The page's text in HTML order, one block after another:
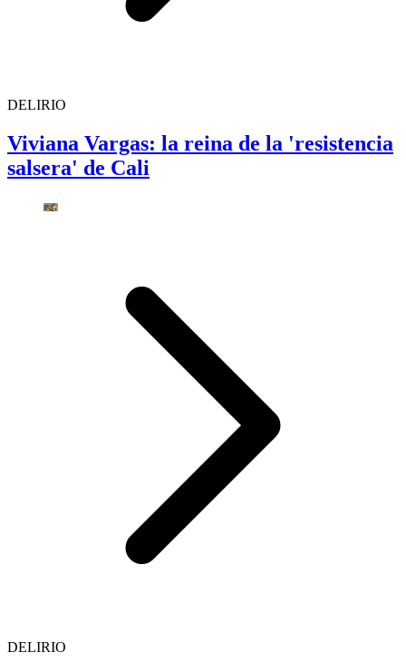
DELIRIO
Viviana Vargas: la reina de la 'resistencia
salsera' de Cali
DELIRIO